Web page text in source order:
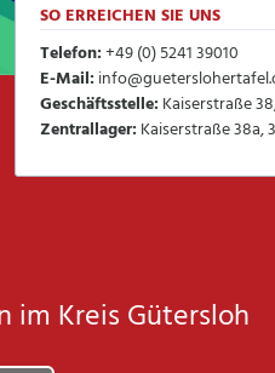
SO ERREICHEN SIE UNS
Telefon:+49 (0) 5241 39010
E-Mail:
Geschäftsstelle: Kaiserstraße
Zentrallager: Kaiserstraße 38a,
im Kreis Gütersloh